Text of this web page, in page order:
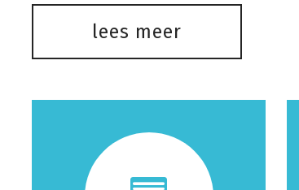
lees meer